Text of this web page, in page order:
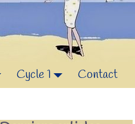
Cycle 1 Contact